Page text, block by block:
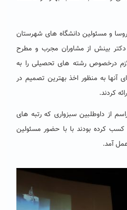
و مسئولین دانشگاه های شهرستان
دکتر بینش از مشاوران مجرب و مطرح
درخصوص رشته های تحصیلی را به
آنها به منظور اخذ بهترین تصمیم در
کردند.
از داوطلبین سبزواری که رتبه های
کسب کرده بودند با با حضور مسئولین
آمد.